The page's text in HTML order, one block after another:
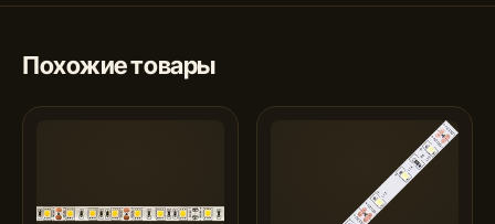
Похожие товары